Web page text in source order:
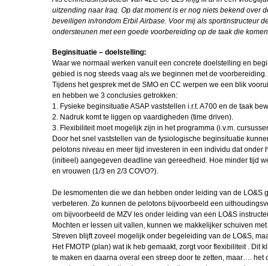
Korpsdiner
In Memoriam
Stuurop
Peter
Interview
Driever
Officieren
Korpsoudste
Robinocop de
uitzending naar Iraq. Op dat moment is er nog niets bekend over
beveiligen in/rondom Erbil Airbase. Voor mij als sportinstructeur
ondersteunen met een goede voorbereiding op de taak die
Beginsituatie – doelstelling:
Waar we normaal werken vanuit een concrete doelstelling en
gebied is nog steeds vaag als we beginnen met de voorbereiding.
Tijdens het gesprek met de SMO en CC werpen we een blik
en hebben we 3 conclusies getrokken:
1. Fysieke beginsituatie ASAP vaststellen i.r.t. A700 en de taak
2. Nadruk komt te liggen op vaardigheden (time driven).
3. Flexibiliteit moet mogelijk zijn in het programma (i.v.m.
Door het snel vaststellen van de fysiologische beginsituatie
pelotons niveau en meer tijd investeren in een individu dat onder
(initieel) aangegeven deadline van gereedheid. Hoe minder tijd
en vrouwen (1/3 en 2/3 COVO?).
De lesmomenten die we dan hebben onder leiding van de
verbeteren. Zo kunnen de pelotons bijvoorbeeld een
om bijvoorbeeld de MZV les onder leiding van een LO&S
Mochten er lessen uit vallen, kunnen we makkelijker schuiven
Streven blijft zoveel mogelijk onder begeleiding van de LO&S,
Het FMOTP (plan) wat ik heb gemaakt, zorgt voor flexibiliteit .
te maken en daarna overal een streep door te zetten, maar….